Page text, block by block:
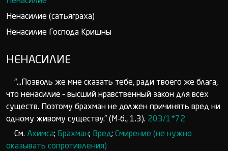
Ненасилие (сатьяграха)
Ненасилие Господа Кришны
НЕНАСИЛИЕ
“...Позволь же мне сказать тебе, ради твоего же блага,
что ненасилие – высший нравственный закон для всех
существ. Поэтому брахман не должен причинять вред ни
одному живому существу.” (М-б., 1.3). 203/1*72
См. Ахимса; Брахман; Вред; Смирение (не нужно
оказывать сопротивления)